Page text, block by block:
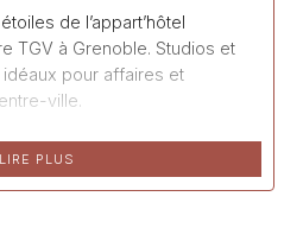
de l’appart’hôtel
TGV à Grenoble. Studios et
pour affaires et
ville.
LIRE PLUS